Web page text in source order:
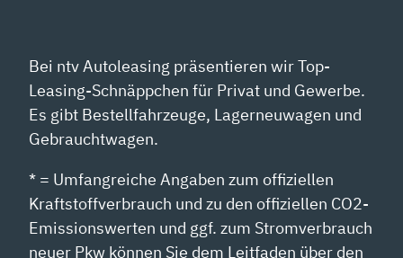
Bei ntv Autoleasing präsentieren wir Top-
Leasing-Schnäppchen für Privat und Gewerbe.
Es gibt Bestellfahrzeuge, Lagerneuwagen und
Gebrauchtwagen.
* = Umfangreiche Angaben zum offiziellen
Kraftstoffverbrauch und zu den offiziellen CO2-
Emissionswerten und ggf. zum Stromverbrauch
neuer Pkw können Sie dem Leitfaden über den